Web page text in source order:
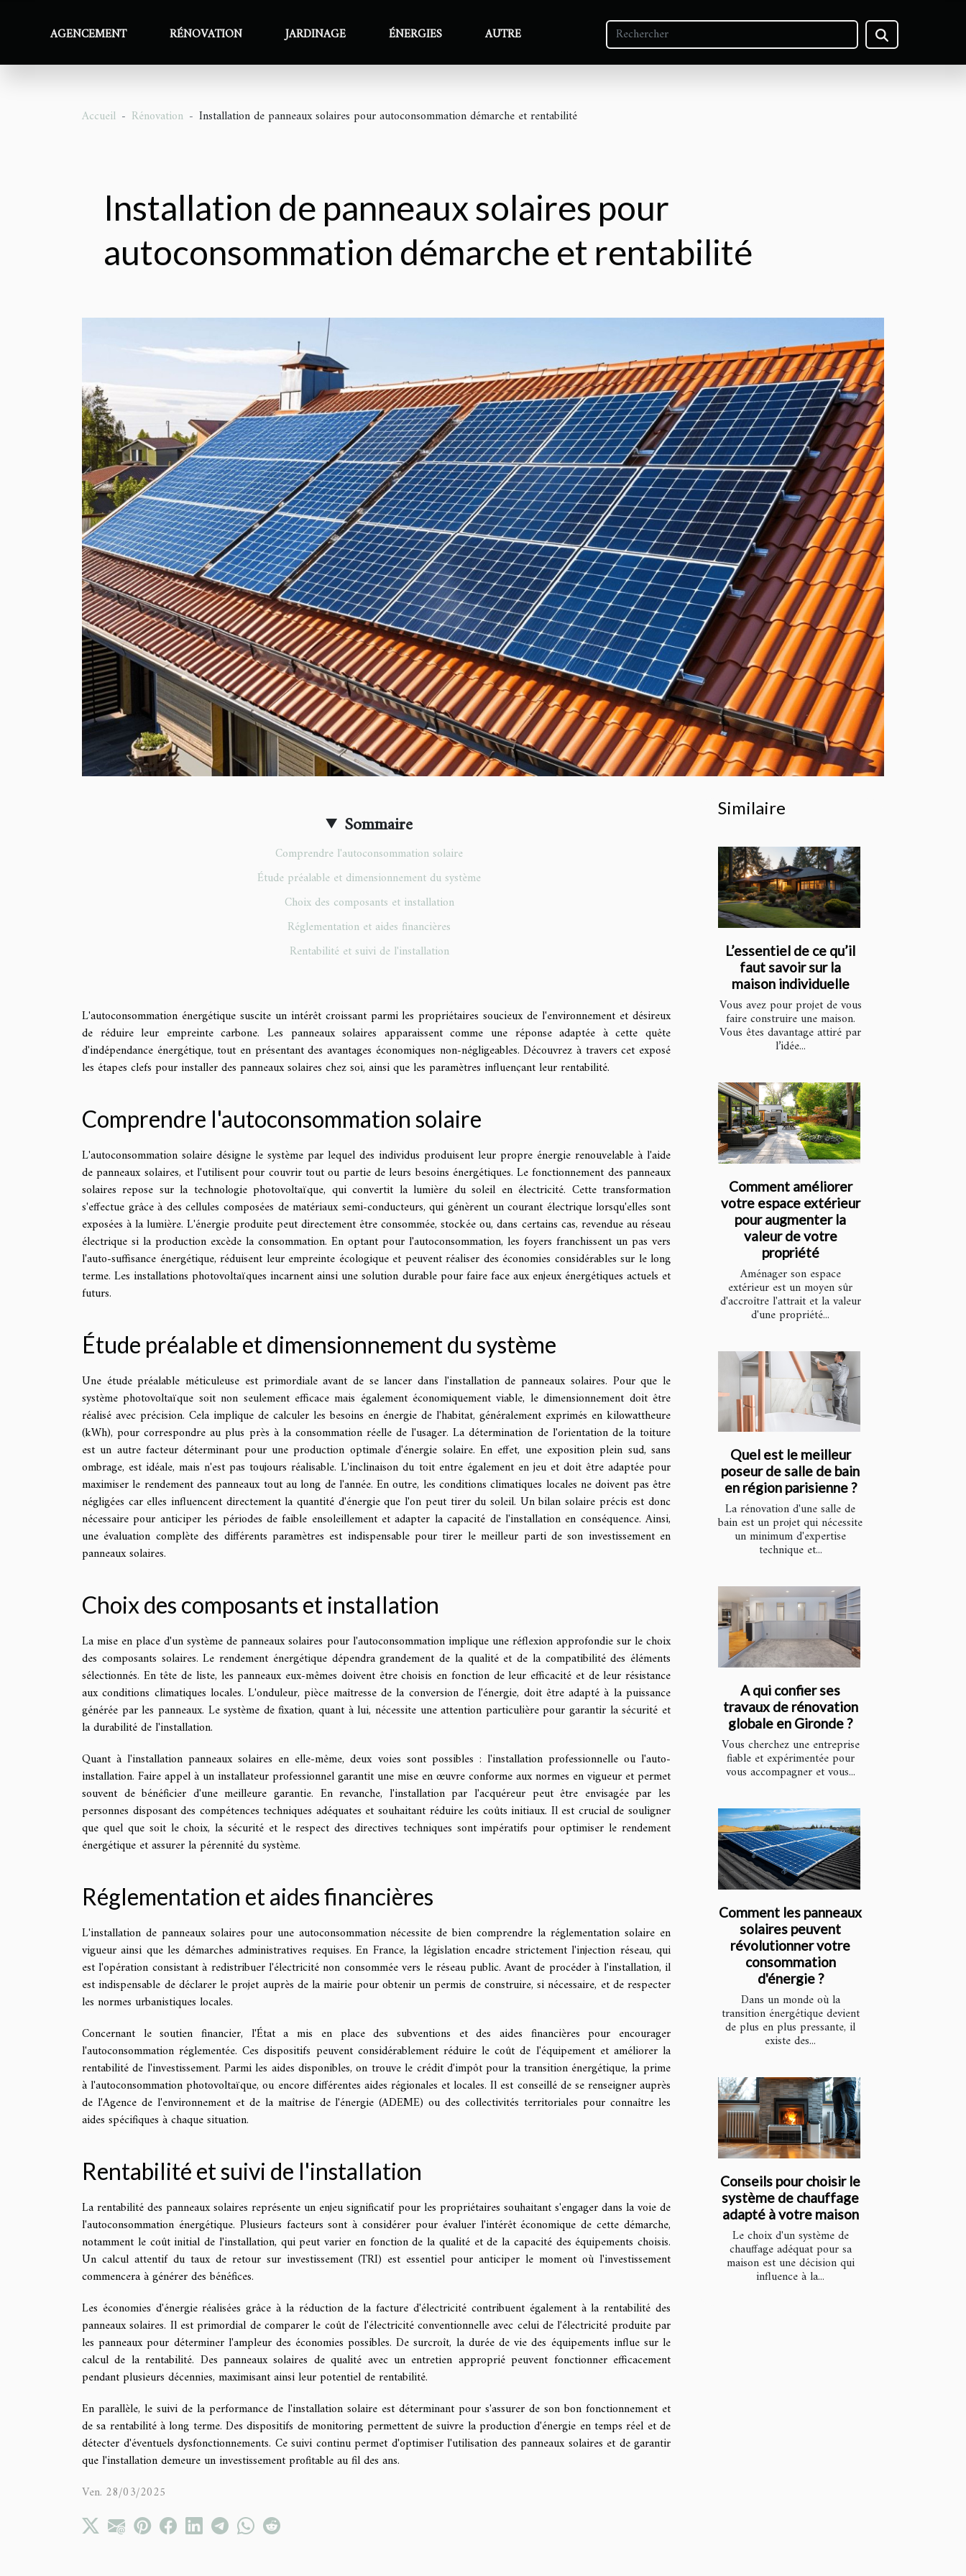
AGENCEMENT RÉNOVATION JARDINAGE ÉNERGIES AUTRE
Accueil Rénovation Installation de panneaux solaires pour autoconsommation démarche et rentabilité
Installation de panneaux solaires pour
autoconsommation démarche et rentabilité
Sommaire
Comprendre l'autoconsommation solaire
Étude préalable et dimensionnement du système
Choix des composants et installation
Réglementation et aides financières
Rentabilité et suivi de l'installation
L'autoconsommation énergétique suscite un intérêt croissant parmi les propriétaires soucieux de l'environnement et désireux
de réduire leur empreinte carbone. Les panneaux solaires apparaissent comme une réponse adaptée à cette quête
d'indépendance énergétique, tout en présentant des avantages économiques non-négligeables. Découvrez à travers cet exposé
les étapes clefs pour installer des panneaux solaires chez soi, ainsi que les paramètres influençant leur rentabilité.
Comprendre l'autoconsommation solaire
L'autoconsommation solaire désigne le système par lequel des individus produisent leur propre énergie renouvelable à l'aide
de panneaux solaires, et l'utilisent pour couvrir tout ou partie de leurs besoins énergétiques. Le fonctionnement des panneaux
solaires repose sur la technologie photovoltaïque, qui convertit la lumière du soleil en électricité. Cette transformation
s'effectue grâce à des cellules composées de matériaux semi-conducteurs, qui génèrent un courant électrique lorsqu'elles sont
exposées à la lumière. L'énergie produite peut directement être consommée, stockée ou, dans certains cas, revendue au réseau
électrique si la production excède la consommation. En optant pour l'autoconsommation, les foyers franchissent un pas vers
l'auto-suffisance énergétique, réduisent leur empreinte écologique et peuvent réaliser des économies considérables sur le long
terme. Les installations photovoltaïques incarnent ainsi une solution durable pour faire face aux enjeux énergétiques actuels et
futurs.
Étude préalable et dimensionnement du système
Une étude préalable méticuleuse est primordiale avant de se lancer dans l'installation de panneaux solaires. Pour que le
système photovoltaïque soit non seulement efficace mais également économiquement viable, le dimensionnement doit être
réalisé avec précision. Cela implique de calculer les besoins en énergie de l'habitat, généralement exprimés en kilowattheure
(kWh), pour correspondre au plus près à la consommation réelle de l'usager. La détermination de l'orientation de la toiture
est un autre facteur déterminant pour une production optimale d'énergie solaire. En effet, une exposition plein sud, sans
ombrage, est idéale, mais n'est pas toujours réalisable. L'inclinaison du toit entre également en jeu et doit être adaptée pour
maximiser le rendement des panneaux tout au long de l'année. En outre, les conditions climatiques locales ne doivent pas être
négligées car elles influencent directement la quantité d'énergie que l'on peut tirer du soleil. Un bilan solaire précis est donc
nécessaire pour anticiper les périodes de faible ensoleillement et adapter la capacité de l'installation en conséquence. Ainsi,
une évaluation complète des différents paramètres est indispensable pour tirer le meilleur parti de son investissement en
panneaux solaires.
Choix des composants et installation
La mise en place d'un système de panneaux solaires pour l'autoconsommation implique une réflexion approfondie sur le choix
des composants solaires. Le rendement énergétique dépendra grandement de la qualité et de la compatibilité des éléments
sélectionnés. En tête de liste, les panneaux eux-mêmes doivent être choisis en fonction de leur efficacité et de leur résistance
aux conditions climatiques locales. L'onduleur, pièce maîtresse de la conversion de l'énergie, doit être adapté à la puissance
générée par les panneaux. Le système de fixation, quant à lui, nécessite une attention particulière pour garantir la sécurité et
la durabilité de l'installation.
Quant à l'installation panneaux solaires en elle-même, deux voies sont possibles : l'installation professionnelle ou l'auto-
installation. Faire appel à un installateur professionnel garantit une mise en œuvre conforme aux normes en vigueur et permet
souvent de bénéficier d'une meilleure garantie. En revanche, l'installation par l'acquéreur peut être envisagée par les
personnes disposant des compétences techniques adéquates et souhaitant réduire les coûts initiaux. Il est crucial de souligner
que quel que soit le choix, la sécurité et le respect des directives techniques sont impératifs pour optimiser le rendement
énergétique et assurer la pérennité du système.
Réglementation et aides financières
L'installation de panneaux solaires pour une autoconsommation nécessite de bien comprendre la réglementation solaire en
vigueur ainsi que les démarches administratives requises. En France, la législation encadre strictement l'injection réseau, qui
est l'opération consistant à redistribuer l'électricité non consommée vers le réseau public. Avant de procéder à l'installation, il
est indispensable de déclarer le projet auprès de la mairie pour obtenir un permis de construire, si nécessaire, et de respecter
les normes urbanistiques locales.
Concernant le soutien financier, l'État a mis en place des subventions et des aides financières pour encourager
l'autoconsommation réglementée. Ces dispositifs peuvent considérablement réduire le coût de l'équipement et améliorer la
rentabilité de l'investissement. Parmi les aides disponibles, on trouve le crédit d'impôt pour la transition énergétique, la prime
à l'autoconsommation photovoltaïque, ou encore différentes aides régionales et locales. Il est conseillé de se renseigner auprès
de l'Agence de l'environnement et de la maîtrise de l'énergie (ADEME) ou des collectivités territoriales pour connaître les
aides spécifiques à chaque situation.
Rentabilité et suivi de l'installation
La rentabilité des panneaux solaires représente un enjeu significatif pour les propriétaires souhaitant s'engager dans la voie de
l'autoconsommation énergétique. Plusieurs facteurs sont à considérer pour évaluer l'intérêt économique de cette démarche,
notamment le coût initial de l'installation, qui peut varier en fonction de la qualité et de la capacité des équipements choisis.
Un calcul attentif du taux de retour sur investissement (TRI) est essentiel pour anticiper le moment où l'investissement
commencera à générer des bénéfices.
Les économies d'énergie réalisées grâce à la réduction de la facture d'électricité contribuent également à la rentabilité des
panneaux solaires. Il est primordial de comparer le coût de l'électricité conventionnelle avec celui de l'électricité produite par
les panneaux pour déterminer l'ampleur des économies possibles. De surcroît, la durée de vie des équipements influe sur le
calcul de la rentabilité. Des panneaux solaires de qualité avec un entretien approprié peuvent fonctionner efficacement
pendant plusieurs décennies, maximisant ainsi leur potentiel de rentabilité.
En parallèle, le suivi de la performance de l'installation solaire est déterminant pour s'assurer de son bon fonctionnement et
de sa rentabilité à long terme. Des dispositifs de monitoring permettent de suivre la production d'énergie en temps réel et de
détecter d'éventuels dysfonctionnements. Ce suivi continu permet d'optimiser l'utilisation des panneaux solaires et de garantir
que l'installation demeure un investissement profitable au fil des ans.
Ven. 28/03/2025
Similaire
L’essentiel de ce qu’il
faut savoir sur la
maison individuelle
Vous avez pour projet de vous
faire construire une maison.
Vous êtes davantage attiré par
l’idée...
Comment améliorer
votre espace extérieur
pour augmenter la
valeur de votre
propriété
Aménager son espace
extérieur est un moyen sûr
d'accroître l'attrait et la valeur
d'une propriété...
Quel est le meilleur
poseur de salle de bain
en région parisienne ?
La rénovation d'une salle de
bain est un projet qui nécessite
un minimum d'expertise
technique et...
A qui confier ses
travaux de rénovation
globale en Gironde ?
Vous cherchez une entreprise
fiable et expérimentée pour
vous accompagner et vous...
Comment les panneaux
solaires peuvent
révolutionner votre
consommation
d'énergie ?
Dans un monde où la
transition énergétique devient
de plus en plus pressante, il
existe des...
Conseils pour choisir le
système de chauffage
adapté à votre maison
Le choix d'un système de
chauffage adéquat pour sa
maison est une décision qui
influence à la...